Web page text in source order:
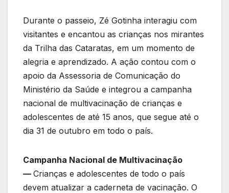
Durante o passeio, Zé Gotinha interagiu com
visitantes e encantou as crianças nos mirantes
da Trilha das Cataratas, em um momento de
alegria e aprendizado. A ação contou com o
apoio da Assessoria de Comunicação do
Ministério da Saúde e integrou a campanha
nacional de multivacinação de crianças e
adolescentes de até 15 anos, que segue até o
dia 31 de outubro em todo o país.
Campanha Nacional de Multivacinação
— Crianças e adolescentes de todo o país
devem atualizar a caderneta de vacinação. O